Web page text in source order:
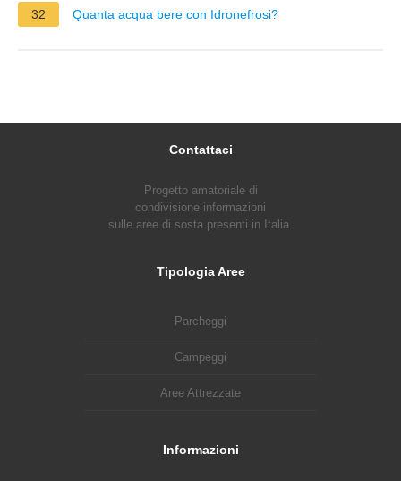
32 Quanta acqua bere con Idronefrosi?
Contattaci
Progetto amatoriale di
condivisione informazioni
sulle aree di sosta presenti in Italia.
Tipologia Aree
Parcheggi
Campeggi
Aree Attrezzate
Informazioni